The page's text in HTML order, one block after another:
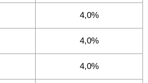
4,0%
4,0%
4,0%